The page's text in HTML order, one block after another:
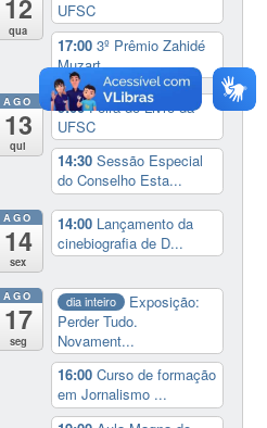
12
qua
UFSC
17:003º Prêmio Zahidé
Muzart
AGO
13
qui
9:00Feira do Livro da
UFSC
14:30Sessão Especial
do Conselho Esta...
AGO
14
sex
14:00 Lançamento da
cinebiografia de D...
AGO
17
seg
dia inteiro
Exposição:
Perder Tudo.
Novament...
16:00Curso de formação
em Jornalismo ...